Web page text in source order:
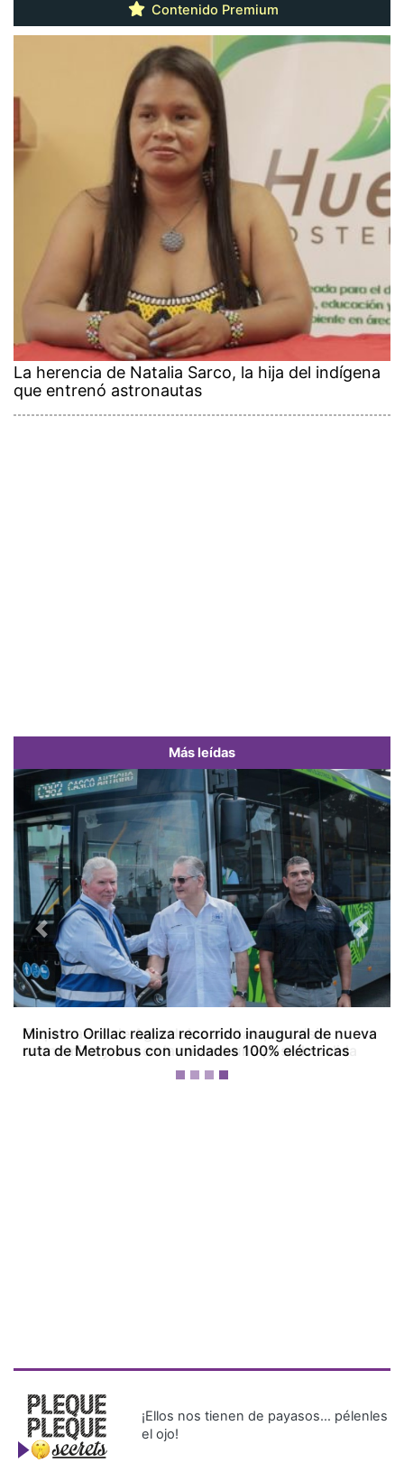
Contenido Premium
La herencia de Natalia Sarco, la hija del indígena
que entrenó astronautas
Más leídas
Empresarios de Aguadulce alertan por crisis
económica y ven en la minería una posible salida
Previous Next
¡Ellos nos tienen de payasos… pélenles
el ojo!